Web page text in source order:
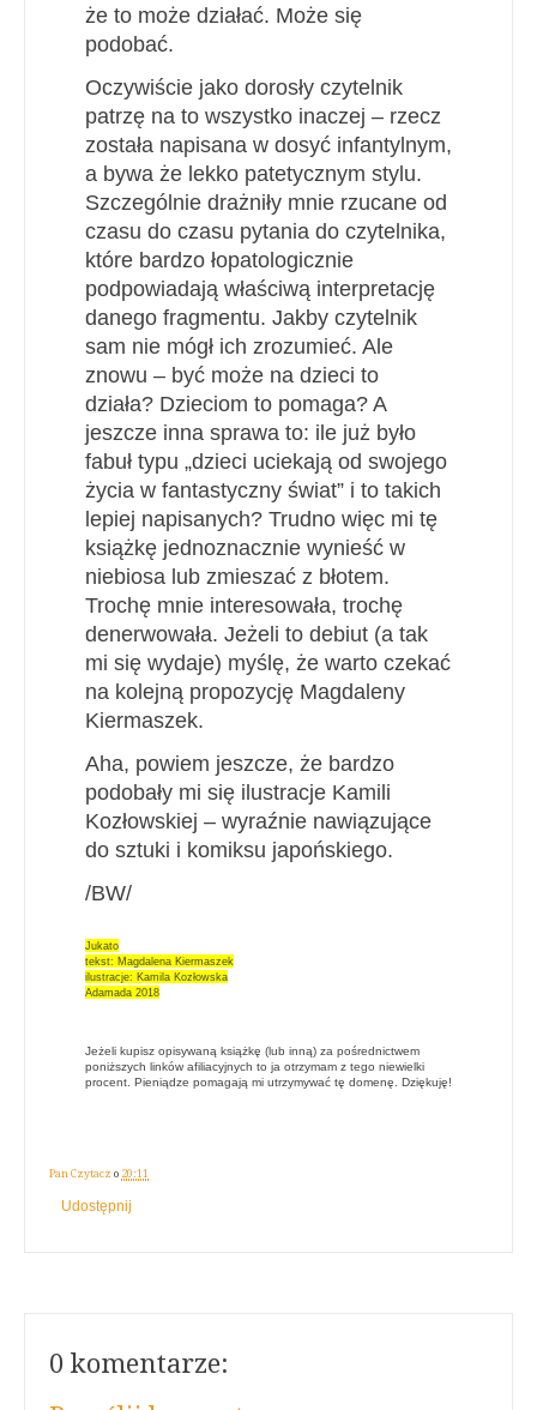
że to może działać. Może się
podobać.
Oczywiście jako dorosły czytelnik
patrzę na to wszystko inaczej – rzecz
została napisana w dosyć infantylnym,
a bywa że lekko patetycznym stylu.
Szczególnie drażniły mnie rzucane od
czasu do czasu pytania do czytelnika,
które bardzo łopatologicznie
podpowiadają właściwą interpretację
danego fragmentu. Jakby czytelnik
sam nie mógł ich zrozumieć. Ale
znowu – być może na dzieci to
działa? Dzieciom to pomaga? A
jeszcze inna sprawa to: ile już było
fabuł typu „dzieci uciekają od swojego
życia w fantastyczny świat” i to takich
lepiej napisanych? Trudno więc mi tę
książkę jednoznacznie wynieść w
niebiosa lub zmieszać z błotem.
Trochę mnie interesowała, trochę
denerwowała. Jeżeli to debiut (a tak
mi się wydaje) myślę, że warto czekać
na kolejną propozycję Magdaleny
Kiermaszek.
Aha, powiem jeszcze, że bardzo
podobały mi się ilustracje Kamili
Kozłowskiej – wyraźnie nawiązujące
do sztuki i komiksu japońskiego.
/BW/
Jukato
tekst: Magdalena Kiermaszek
ilustracje: Kamila Kozłowska
Adamada 2018
Jeżeli kupisz opisywaną książkę (lub inną) za pośrednictwem
poniższych linków afiliacyjnych to ja otrzymam z tego niewielki
procent. Pieniądze pomagają mi utrzymywać tę domenę. Dziękuję!
Pan Czytacz o 20:11
Udostępnij
0 komentarze: